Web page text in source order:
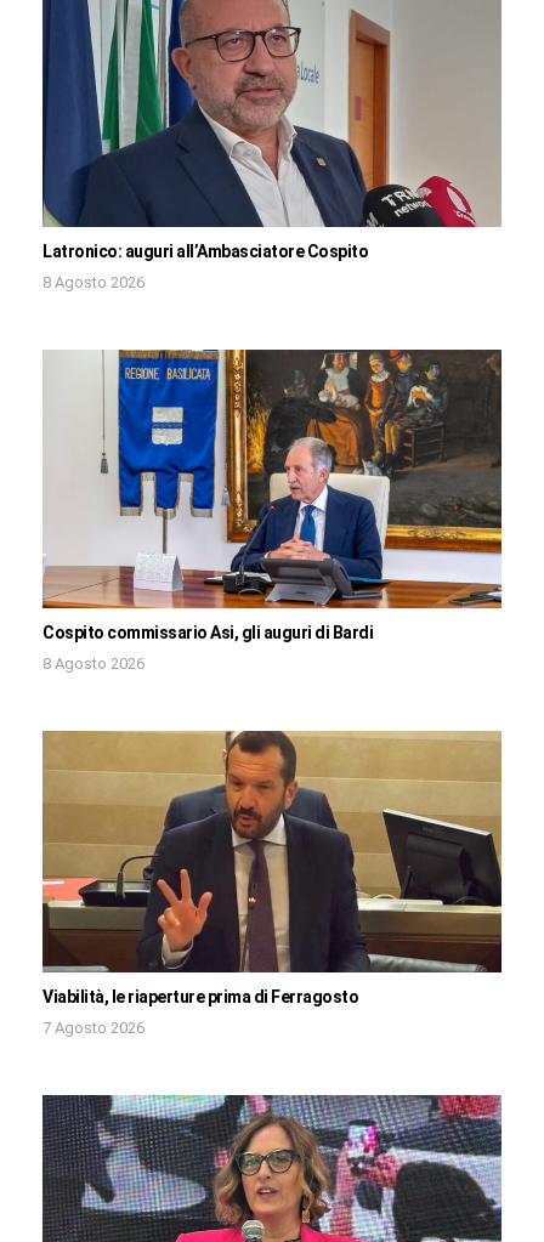
Latronico: auguri all’Ambasciatore Cospito
8 Agosto 2026
Cospito commissario Asi, gli auguri di Bardi
8 Agosto 2026
Viabilità, le riaperture prima di Ferragosto
7 Agosto 2026